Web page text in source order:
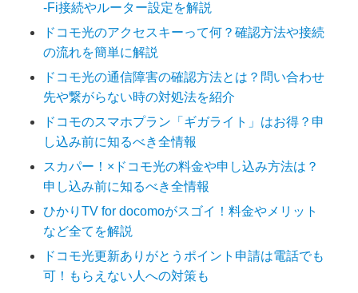
-Fi接続やルーター設定を解説
ドコモ光のアクセスキーって何？確認方法や接続
の流れを簡単に解説
ドコモ光の通信障害の確認方法とは？問い合わせ
先や繋がらない時の対処法を紹介
ドコモのスマホプラン「ギガライト」はお得？申
し込み前に知るべき全情報
スカパー！×ドコモ光の料金や申し込み方法は？
申し込み前に知るべき全情報
ひかりTV for docomoがスゴイ！料金やメリット
など全てを解説
ドコモ光更新ありがとうポイント申請は電話でも
可！もらえない人への対策も